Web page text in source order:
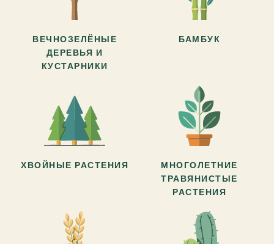
ВЕЧНОЗЕЛЁНЫЕ
ДЕРЕВЬЯ И
КУСТАРНИКИ
БАМБУК
ХВОЙНЫЕ РАСТЕНИЯ
МНОГОЛЕТНИЕ
ТРАВЯНИСТЫЕ
РАСТЕНИЯ